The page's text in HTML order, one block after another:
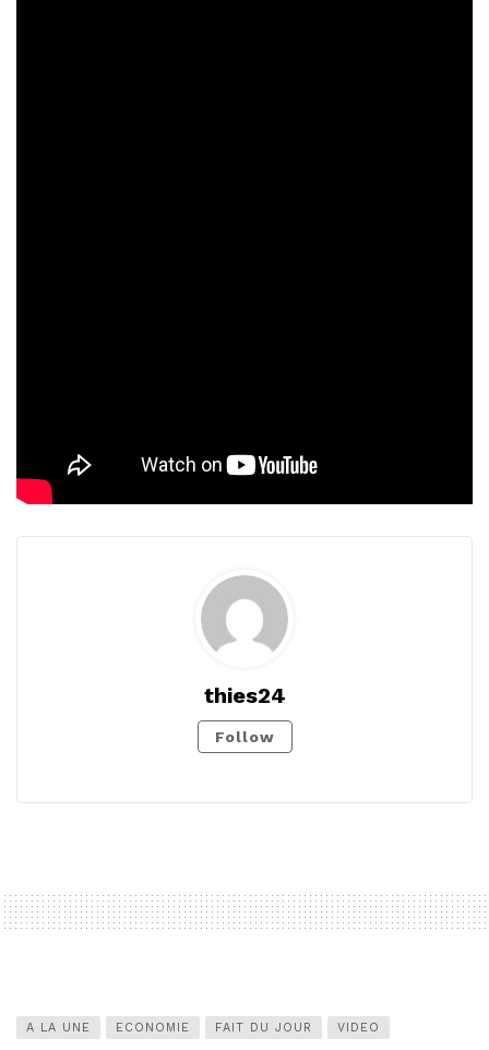
thies24
Follow
A LA UNE ECONOMIE FAIT DU JOUR VIDEO